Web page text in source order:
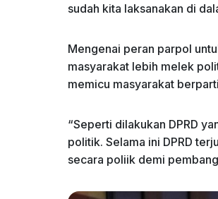
sudah kita laksanakan di
Mengenai peran parpol
masyarakat lebih melek
memicu masyarakat
“Seperti dilakukan DPRD
politik. Selama ini DPRD
secara poliik demi